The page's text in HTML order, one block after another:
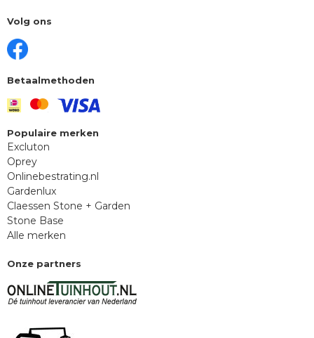
Volg ons
Betaalmethoden
Populaire merken
Excluton
Oprey
Onlinebestrating.nl
Gardenlux
Claessen Stone + Garden
Stone Base
Alle merken
Onze partners